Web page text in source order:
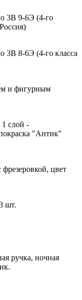
3В 9-6Э (4-го
3В 8-6Э (4-го класса
и фигурным
слой -
"Антик"
цвет
шт.
ручка, ночная